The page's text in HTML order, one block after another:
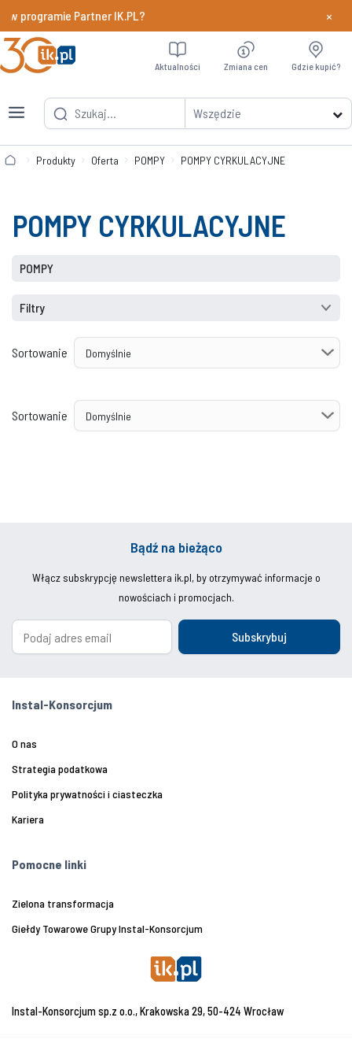
programie Partner IK.PL? Dowiedz
×
Wszędzie
Aktualności Zmiana cen Gdzie kupić?
Produkty Oferta POMPY POMPY CYRKULACYJNE
POMPY CYRKULACYJNE
POMPY
Filtry
Sortowanie
Sortowanie
Bądź na bieżąco
Włącz subskrypcję newslettera ik.pl, by otrzymywać informacje o
nowościach i promocjach.
Subskrybuj
Instal-Konsorcjum
O nas
Strategia podatkowa
Polityka prywatności i ciasteczka
Kariera
Pomocne linki
Zielona transformacja
Giełdy Towarowe Grupy Instal-Konsorcjum
Instal-Konsorcjum sp.z o.o., Krakowska 29, 50-424 Wrocław